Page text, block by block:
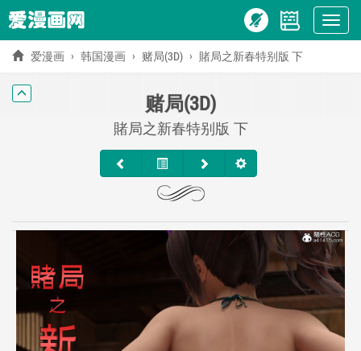
Show
menu
爱漫画 韩国漫画 赌局(3D) 賭局之新春特别版 下
赌局(3D)
賭局之新春特别版 下